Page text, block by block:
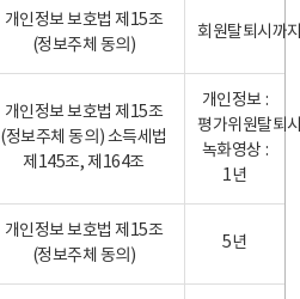
개인정보 보호법 제15조
(정보주체 동의)
회원탈퇴시까
개인정보 보호법 제15조
(정보주체 동의) 소득세법
제145조, 제164조
개인정보 :
평가위원탈퇴
녹화영상 :
1년
개인정보 보호법 제15조
(정보주체 동의)
5년